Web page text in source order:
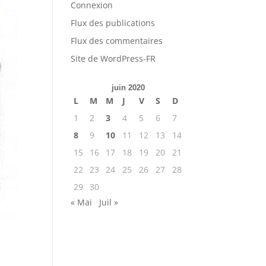
Connexion
Flux des publications
Flux des commentaires
Site de WordPress-FR
juin 2020
L M M J V S
D
1
2 3 4 5 6
7
8
9 10 11 12 13
14
15
16 17 18 19 20
21
22
23 24 25 26 27
28
29
30
« Mai
Juil »